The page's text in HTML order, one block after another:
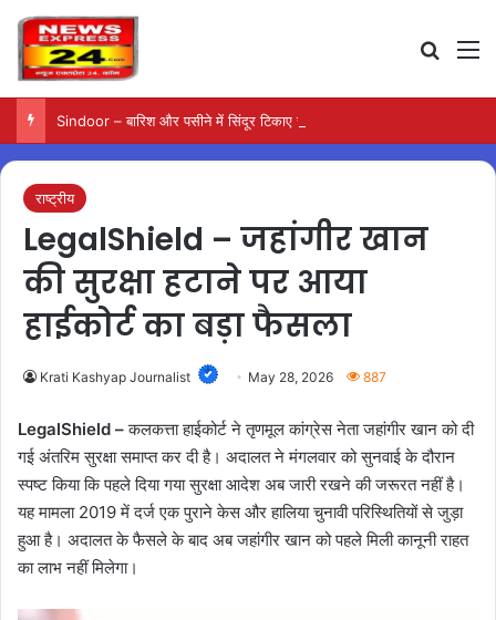
Sindoor – बारिश और पसीने में सिंदूर टिकाए रखने के आसान उपाय
राष्ट्रीय
LegalShield – जहांगीर खान
की सुरक्षा हटाने पर आया
हाईकोर्ट का बड़ा फैसला
Krati Kashyap Journalist May 28, 2026 887
LegalShield –कलकत्ता हाईकोर्ट ने तृणमूल कांग्रेस नेता जहांगीर खान को दी
गई अंतरिम सुरक्षा समाप्त कर दी है। अदालत ने मंगलवार को सुनवाई के दौरान
स्पष्ट किया कि पहले दिया गया सुरक्षा आदेश अब जारी रखने की जरूरत नहीं है।
यह मामला 2019 में दर्ज एक पुराने केस और हालिया चुनावी परिस्थितियों से जुड़ा
हुआ है। अदालत के फैसले के बाद अब जहांगीर खान को पहले मिली कानूनी राहत
का लाभ नहीं मिलेगा।